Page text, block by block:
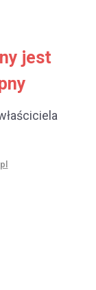
jest